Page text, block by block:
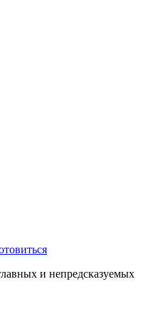
и непредсказуемых